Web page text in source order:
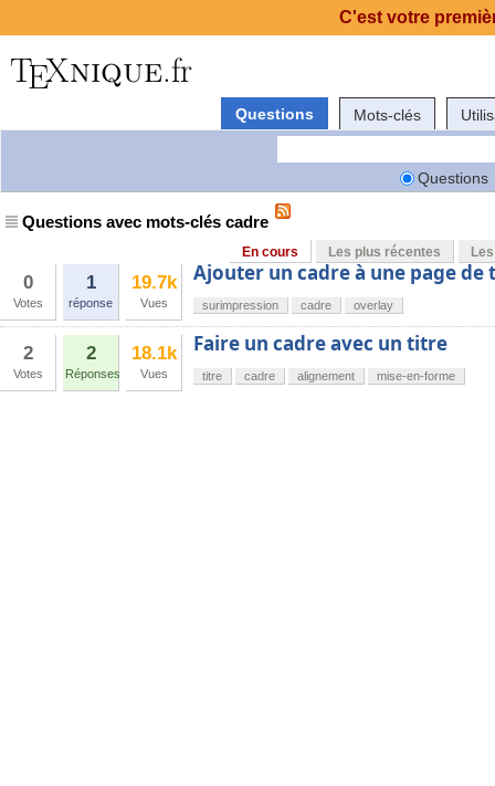
Questions Mots-clés
Questions
Questions avec mots-clés cadre
En cours Les plus récentes
0
Votes
1
réponse
19.7k
Vues
Ajouter un cadre à une page de
surimpression cadre overlay
2
Votes
2
Réponses
18.1k
Vues
Faire un cadre avec un titre
titre cadre alignement mise-en-forme
C'est votre